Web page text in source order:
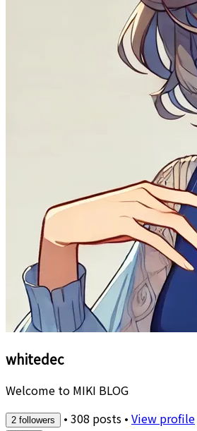
whitedec
Welcome to MIKI BLOG
2 followers • 308 posts • View profile